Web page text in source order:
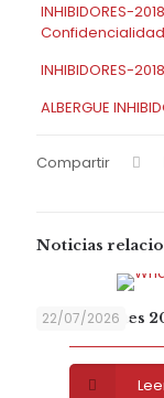
INHIBIDORES-2018_
Confidencialidad
INHIBIDORES-2018_
ALBERGUE
Compartir
Noticias
22/07/2026
Hemopeques